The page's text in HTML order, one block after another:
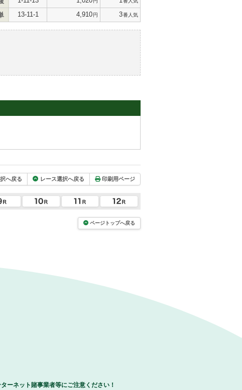
13-11-1 4,910円 3番人気
へ戻る レース選択へ戻る 印刷用ページ
ページトップへ戻る
ーネット賭事業者等にご注意ください！